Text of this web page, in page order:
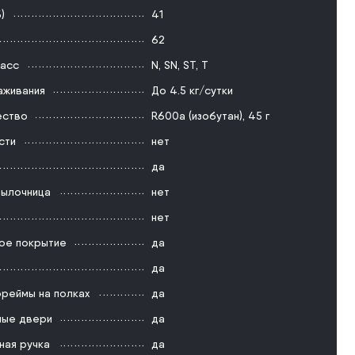
41
62
N, SN, ST, T
До 4.5 кг/cутки
R600a (изобутан), 45 г
нет
да
нет
нет
покрытие
да
да
на полках
да
двери
да
ручка
да